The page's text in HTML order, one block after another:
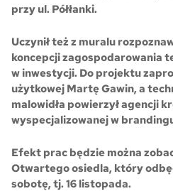
przy ul. Półłanki.
Uczynił też z muralu
koncepcji zagospodarowania
w inwestycji. Do projektu
użytkowej Martę Gawin, a
malowidła powierzył agencji
wyspecjalizowanej w
Efekt prac będzie można
Otwartego osiedla, który
sobotę, tj. 16 listopada.
ATAL Ruczaj w
Skwer Witosa w